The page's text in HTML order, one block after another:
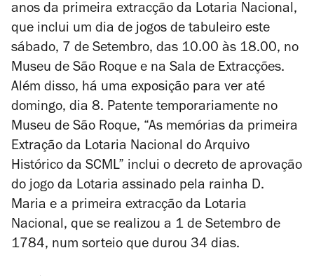
anos da primeira extracção da Lotaria Nacional,
que inclui um dia de jogos de tabuleiro este
sábado, 7 de Setembro, das 10.00 às 18.00, no
Museu de São Roque e na Sala de Extracções.
Além disso, há uma exposição para ver até
domingo, dia 8. Patente temporariamente no
Museu de São Roque, “As memórias da primeira
Extração da Lotaria Nacional do Arquivo
Histórico da SCML” inclui o decreto de aprovação
do jogo da Lotaria assinado pela rainha D.
Maria e a primeira extracção da Lotaria
Nacional, que se realizou a 1 de Setembro de
1784, num sorteio que durou 34 dias.